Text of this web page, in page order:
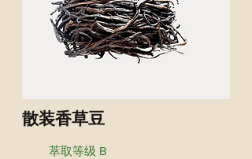
散装香草豆
萃取等级 B